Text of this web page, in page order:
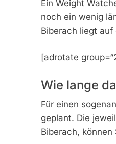
Ein Weight
noch ein wenig
Biberach liegt
[adrotate
Wie lange
Für einen
geplant. Die
Biberach, können